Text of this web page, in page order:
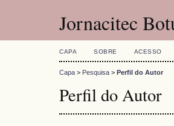
Jornacitec
CAPA SOBRE ACESSO
Capa > Pesquisa > Perfil do Autor
Perfil do Autor